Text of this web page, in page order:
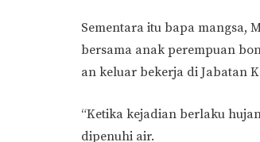
Sementara itu bapa mangsa,
bersama anak perempuan
an keluar bekerja di Jabatan
“Ketika kejadian berlaku
dipenuhi air.